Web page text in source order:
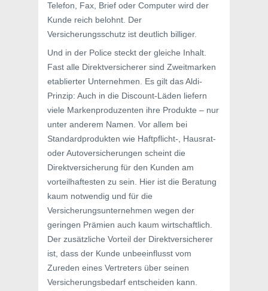
Telefon, Fax, Brief oder Computer wird der
Kunde reich belohnt. Der
Versicherungsschutz ist deutlich billiger.
Und in der Police steckt der gleiche Inhalt.
Fast alle Direktversicherer sind Zweitmarken
etablierter Unternehmen. Es gilt das Aldi-
Prinzip: Auch in die Discount-Läden liefern
viele Markenproduzenten ihre Produkte – nur
unter anderem Namen. Vor allem bei
Standardprodukten wie Haftpflicht-, Hausrat-
oder Autoversicherungen scheint die
Direktversicherung für den Kunden am
vorteilhaftesten zu sein. Hier ist die Beratung
kaum notwendig und für die
Versicherungsunternehmen wegen der
geringen Prämien auch kaum wirtschaftlich.
Der zusätzliche Vorteil der Direktversicherer
ist, dass der Kunde unbeeinflusst vom
Zureden eines Vertreters über seinen
Versicherungsbedarf entscheiden kann.